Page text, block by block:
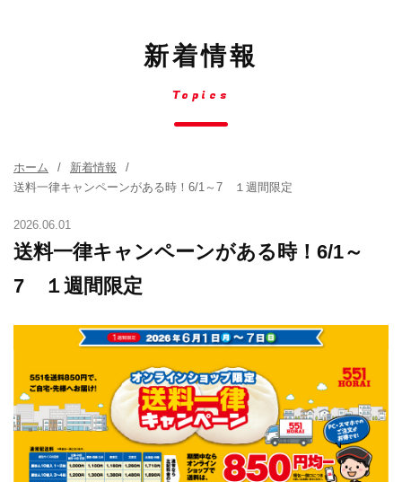
新着情報
Topics
ホーム
新着情報
送料一律キャンペーンがある時！6/1～7 １週間限定
2026.06.01
送料一律キャンペーンがある時！6/1～
7 １週間限定